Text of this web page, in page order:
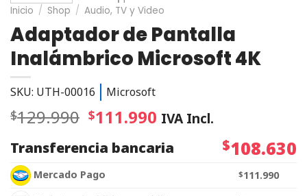
Inicio / Shop / Audio, TV y Video
Adaptador de Pantalla
Inalámbrico Microsoft 4K
SKU: UTH-00016 Microsoft
$129.990 $111.990 IVA Incl.
Transferencia bancaria
$108.630
Mercado Pago $111.990